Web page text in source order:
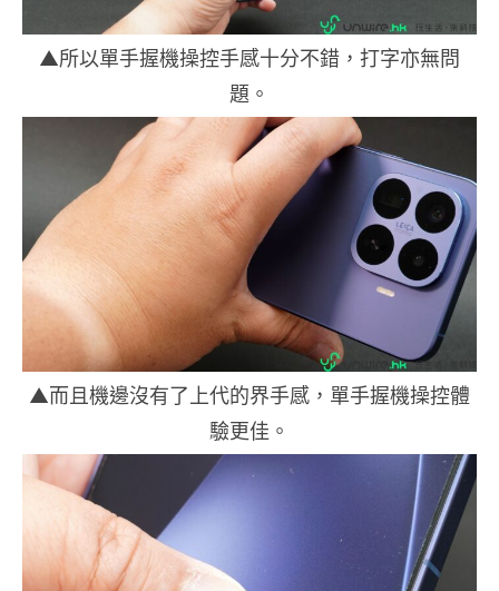
▲所以單手握機操控手感十分不錯，打字亦無問
題。
▲而且機邊沒有了上代的界手感，單手握機操控體
驗更佳。